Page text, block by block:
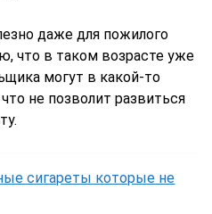
даже для пожилого
что в таком возрасте уже
могут в какой-то
не позволит развиться
сигареты которые не